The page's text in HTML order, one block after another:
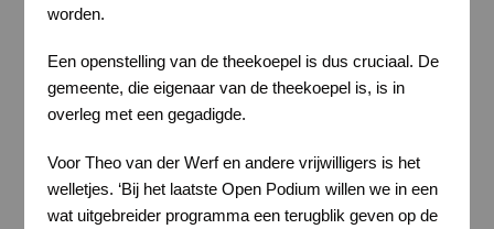
worden.
Een openstelling van de theekoepel is dus cruciaal. De
gemeente, die eigenaar van de theekoepel is, is in
overleg met een gegadigde.
Voor Theo van der Werf en andere vrijwilligers is het
welletjes. ‘Bij het laatste Open Podium willen we in een
wat uitgebreider programma een terugblik geven op de